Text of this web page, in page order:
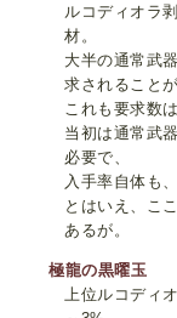
ルコディオラ
材。
大半の通常武
求されることが
これも要求数
当初は通常武
必要で、
入手率自体も
とはいえ、こ
あるが。
極龍の黒曜玉
上位ルコディ